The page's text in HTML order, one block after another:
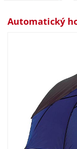
Automatický